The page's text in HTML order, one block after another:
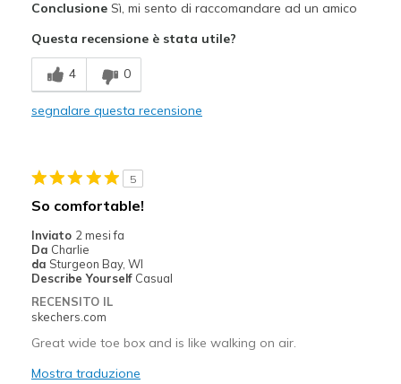
Migliori Utilizzi:
Casual Wear
Travel
Sizing
Feels true to size
View On Shoes
Shoes are for Wearing
ConclusioneSì, mi sento di raccomandare ad un amico
Questa recensione è stata utile?
4 0
segnalare questa recensione
5
So comfortable!
Inviato 2 mesi fa
Da Charlie
da Sturgeon Bay, WI
Describe Yourself Casual
RECENSITO IL
skechers.com
Great wide toe box and is like walking on air.
Mostra traduzione